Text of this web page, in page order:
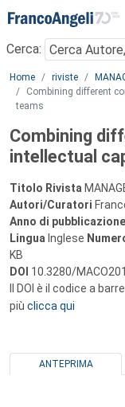
Menu
Cerca:
Main content
Home riviste
Combining different
teams
Combining
intellectual
Titolo Rivista
Autori/Curatori
Anno di pubblicazione
Lingua Inglese
KB
DOI 10.3280/
Il DOI è il codice a
più clicca qui
ANTEPRIMA